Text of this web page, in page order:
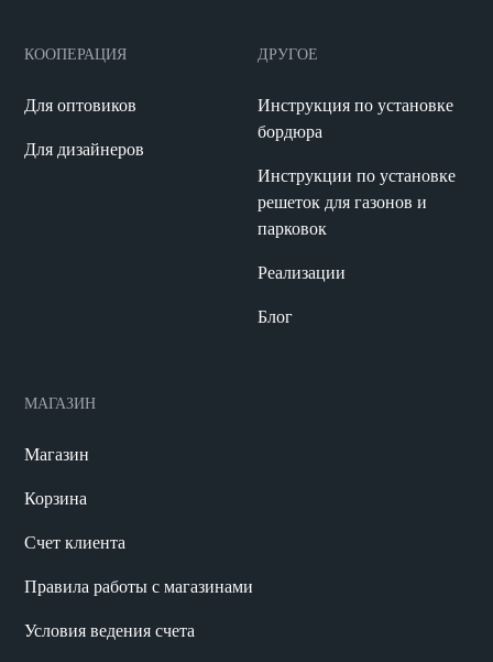
КООПЕРАЦИЯ
Для оптовиков
Для дизайнеров
ДРУГОЕ
Инструкция по установке
бордюра
Инструкции по установке
решеток для газонов и
парковок
Реализации
Блог
МАГАЗИН
Магазин
Корзина
Счет клиента
Правила работы с магазинами
Условия ведения счета